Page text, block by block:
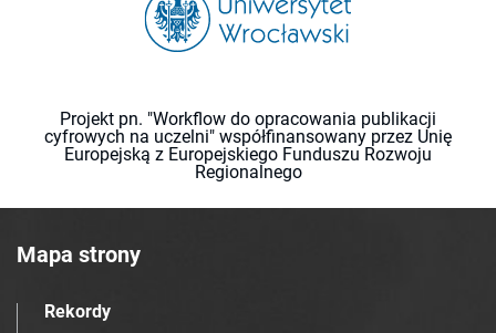
Projekt pn. "Workflow do opracowania publikacji
cyfrowych na uczelni" współfinansowany przez Unię
Europejską z Europejskiego Funduszu Rozwoju
Regionalnego
Mapa strony
Rekordy